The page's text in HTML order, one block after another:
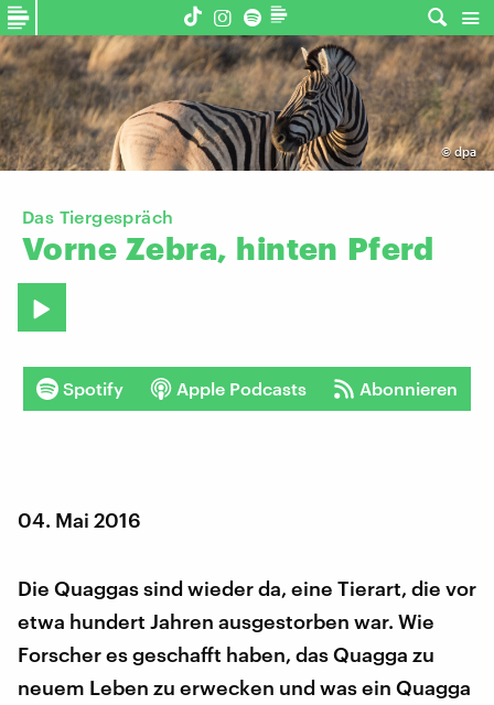
©dpa
Das Tiergespräch
Vorne Zebra, hinten Pferd
Spotify Apple Podcasts Abonnieren
04. Mai 2016
Die Quaggas sind wieder da, eine Tierart, die vor
etwa hundert Jahren ausgestorben war. Wie
Forscher es geschafft haben, das Quagga zu
neuem Leben zu erwecken und was ein Quagga